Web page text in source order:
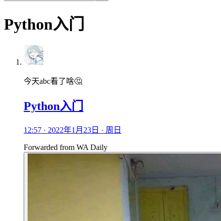
Python入门
今天abc看了啥🤔
Python入门
12:57 · 2022年1月23日 · 周日
Forwarded from WA Daily